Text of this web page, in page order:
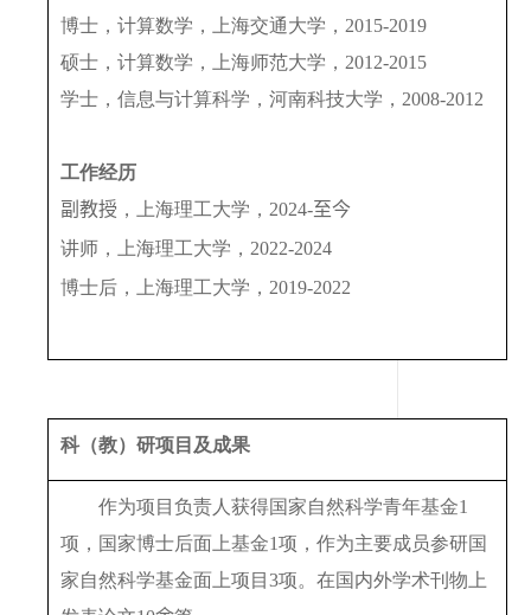
博士，计算数学，上海交通大学， 2015-2019
硕士，计算数学，上海师范大学， 2012-2015
学士，信息与计算科学，河南科技大学， 2008-2012
工作经历
副教授 ，上海理工大学， 2024-至今
讲师，上海理工大学， 2022-2024
博士后，上海理工大学， 2019-2022
科（教）研项目及成果
作为项目负责人获得国家自然科学青年基金1
项，国家博士后面上基金1项，作为主要成员参研国
家自然科学基金面上项目 3项。在国内外学术刊物上